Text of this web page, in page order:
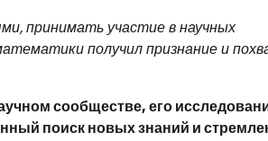
принимать участие в научных
получил признание и
сообществе, его
поиск новых знаний и